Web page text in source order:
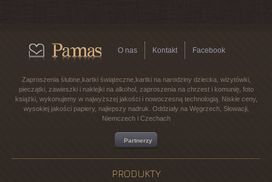
O nas Kontakt Facebook
Zaproszenia ślubne,kartki świąteczne,kartki na narodziny dziecka, wizytówki,
pieczątki, zawieszki i naklejki na alkohol, zaproszenia na chrzest i komunię, foto
książki, wykonujemy w najwyższej jakości i nowoczesną technologią. Niskie ceny,
wysokiej jakości papiery, najlepszy nadruk. Oddziały na Węgrzech, Słowacji,
Niemczech i Czechach
Partnerzy
PRODUKTY